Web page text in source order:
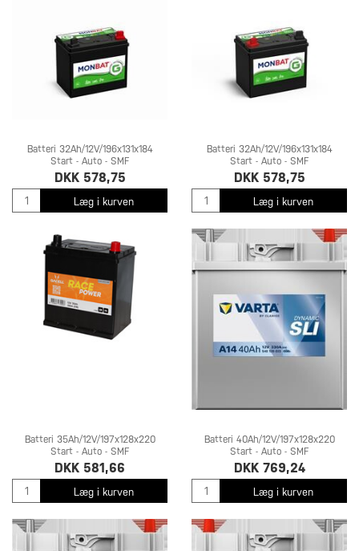
Batteri 32Ah/12V/196x131x184
Start - Auto - SMF
DKK 578,75
Læg i kurven
Batteri 32Ah/12V/196x131x184
Start - Auto - SMF
DKK 578,75
Læg i kurven
Batteri 35Ah/12V/197x128x220
Start - Auto - SMF
DKK 581,66
Læg i kurven
Batteri 40Ah/12V/197x128x220
Start - Auto - SMF
DKK 769,24
Læg i kurven